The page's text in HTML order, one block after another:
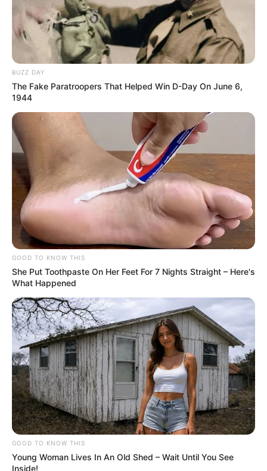
BUZZ DAY
The Fake Paratroopers That Helped Win D-Day On June 6,
1944
GOOD TO KNOW THIS
She Put Toothpaste On Her Feet For 7 Nights Straight – Here's
What Happened
GOOD TO KNOW THIS
Young Woman Lives In An Old Shed – Wait Until You See
Inside!